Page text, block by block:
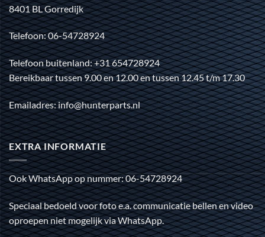
8401 BL Gorredijk
Telefoon: 06-54728924
Telefoon buitenland: +31 654728924
Bereikbaar tussen 9.00 en 12.00 en tussen 12.45 t/m 17.30
Emailadres: info@hunterparts.nl
EXTRA INFORMATIE
Ook WhatsApp op nummer: 06-54728924
Speciaal bedoeld voor foto e.a. communicatie bellen en video
oproepen niet mogelijk via WhatsApp.